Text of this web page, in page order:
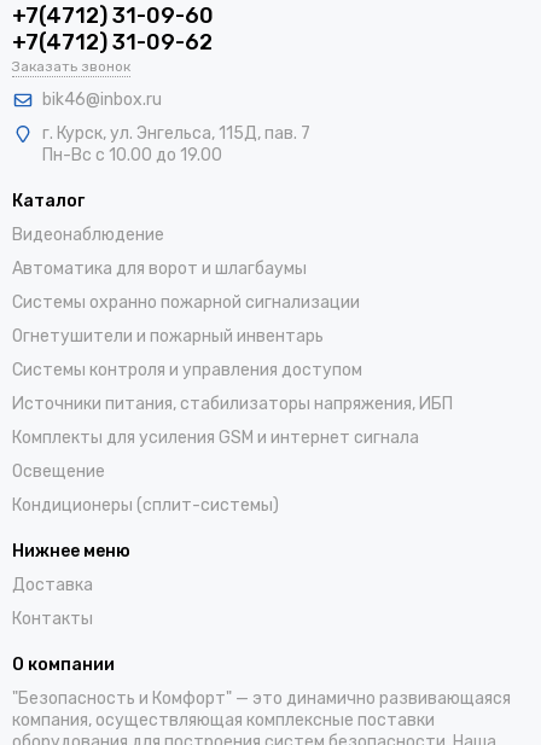
+7(4712) 31-09-60
+7(4712) 31-09-62
Заказать звонок
bik46@inbox.ru
г. Курск, ул. Энгельса, 115Д, пав. 7
Пн-Вс с 10.00 до 19.00
Каталог
Видеонаблюдение
Автоматика для ворот и шлагбаумы
Системы охранно пожарной сигнализации
Огнетушители и пожарный инвентарь
Системы контроля и управления доступом
Источники питания, стабилизаторы напряжения, ИБП
Комплекты для усиления GSM и интернет сигнала
Освещение
Кондиционеры (сплит-системы)
Нижнее меню
Доставка
Контакты
О компании
"Безопасность и Комфорт" — это динамично развивающаяся
компания, осуществляющая комплексные поставки